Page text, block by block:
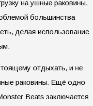
на ушные раковины,
большинства
делая использование
отдыхать, и не
раковины. Ещё одно
Beats заключается